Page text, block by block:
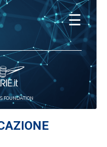
FOUNDATION
☰